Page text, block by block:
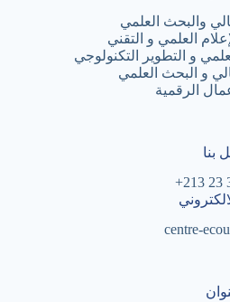
والبحث العلمي
العلمي و التقني
و التطوير التكنولوجي
و البحث العلمي
الرقمية
بنا
centre-